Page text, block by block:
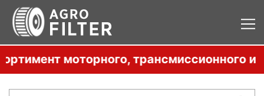
моторного, трансмиссионного и